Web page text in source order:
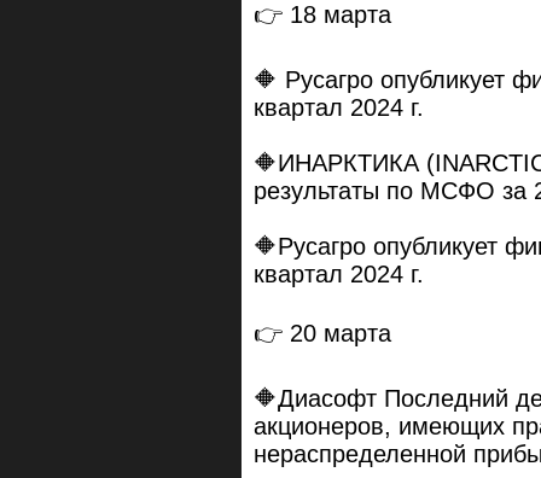
👉 18 марта
🔶 Русагро опубликует
квартал 2024 г.
🔶ИНАРКТИКА
результаты по МСФО за
🔶Русагро опубликует
квартал 2024 г.
👉 20 марта
🔶Диасофт Последний
акционеров, имеющих
нераспределенной